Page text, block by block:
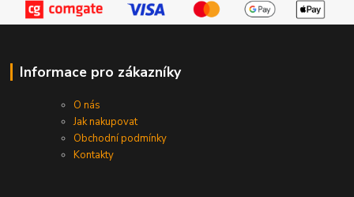
Informace pro zákazníky
O nás
Jak nakupovat
Obchodní podmínky
Kontakty